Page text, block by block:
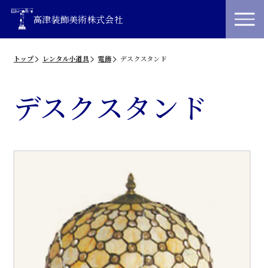
高津装飾美術株式会社
トップ レンタル小道具 電飾 デスクスタンド
デスクスタンド